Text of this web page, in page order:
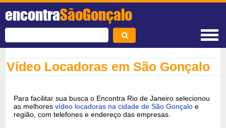
encontraSãoGonçalo
Vídeo Locadoras em São Gonçalo
Para facilitar sua busca o Encontra Rio de Janeiro selecionou
as melhoresvídeo locadoras na cidade de São Gonçalo e
região, com telefones e endereço das empresas.